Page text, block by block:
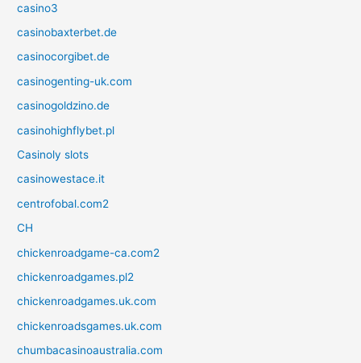
casino3
casinobaxterbet.de
casinocorgibet.de
casinogenting-uk.com
casinogoldzino.de
casinohighflybet.pl
Casinoly slots
casinowestace.it
centrofobal.com2
CH
chickenroadgame-ca.com2
chickenroadgames.pl2
chickenroadgames.uk.com
chickenroadsgames.uk.com
chumbacasinoaustralia.com